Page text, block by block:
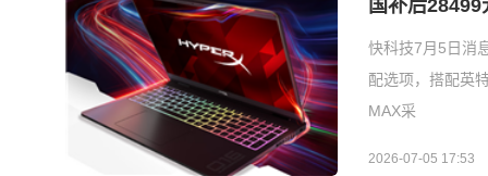
国补后
快科技7月5日消
配选项，搭配英
MAX采
2026-07-05 17:53